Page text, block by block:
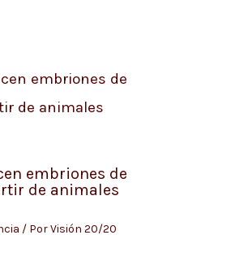
embriones de
de animales
/ PorVisión 20/20